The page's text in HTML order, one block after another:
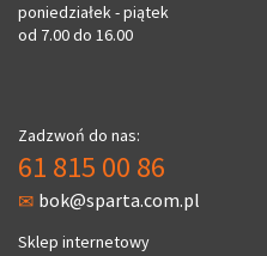
poniedziałek - piątek
od 7.00 do 16.00
Zadzwoń do nas:
61 815 00 86
bok@sparta.com.pl
Sklep internetowy